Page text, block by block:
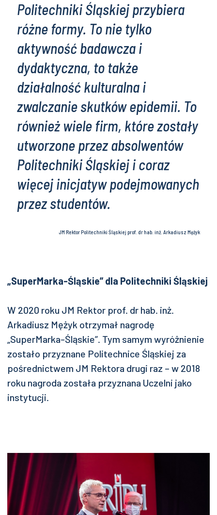
Politechniki Śląskiej przybiera
różne formy. To nie tylko
aktywność badawcza i
dydaktyczna, to także
działalność kulturalna i
zwalczanie skutków epidemii. To
również wiele firm, które zostały
utworzone przez absolwentów
Politechniki Śląskiej i coraz
więcej inicjatyw podejmowanych
przez studentów.
JM Rektor Politechniki Śląskiej prof. dr hab. inż. Arkadiusz Mężyk
„SuperMarka-Śląskie” dla Politechniki Śląskiej
W 2020 roku JM Rektor prof. dr hab. inż.
Arkadiusz Mężyk otrzymał nagrodę
„SuperMarka-Śląskie”. Tym samym wyróżnienie
zostało przyznane Politechnice Śląskiej za
pośrednictwem JM Rektora drugi raz – w 2018
roku nagroda została przyznana Uczelni jako
instytucji.